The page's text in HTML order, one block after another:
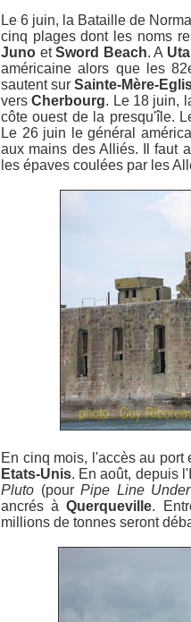
Le 6 juin, la Bataille de
cinq plages dont les noms
Juno etSword Beach. A
américaine alors que les
sautent sur Sainte-Mère-
versCherbourg. Le 18 juin,
côte ouest de la presqu'île.
Le 26 juin le général
aux mains des Alliés. Il faut
les épaves coulées par les
En cinq mois, l'accès au port
Etats-Unis. En août, depuis
Pluto (pourPipe Line
ancrés àQuerqueville.
millions de tonnes seront